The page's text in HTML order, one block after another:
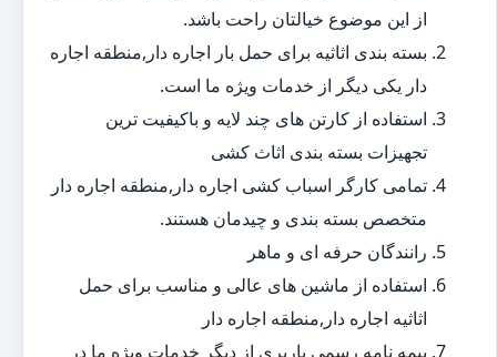
از این موضوع خیالتان راحت باشد.
بسته بندی اثاثیه برای حمل بار اجاره دار,منطقه اجاره
دار یکی دیگر از خدمات ویژه ما است.
استفاده از کارتن های چند لایه و باکیفیت ترین
تجهیزات بسته بندی اثاث کشی
تمامی کارگر اسباب کشی اجاره دار,منطقه اجاره دار
متخصص بسته بندی و چیدمان هستند.
رانندگان حرفه ای و ماهر
استفاده از ماشین های عالی و مناسب برای حمل
اثاثیه اجاره دار,منطقه اجاره دار
بیمه نامه رسمی باربری از دیگر خدمات ویژه ما در